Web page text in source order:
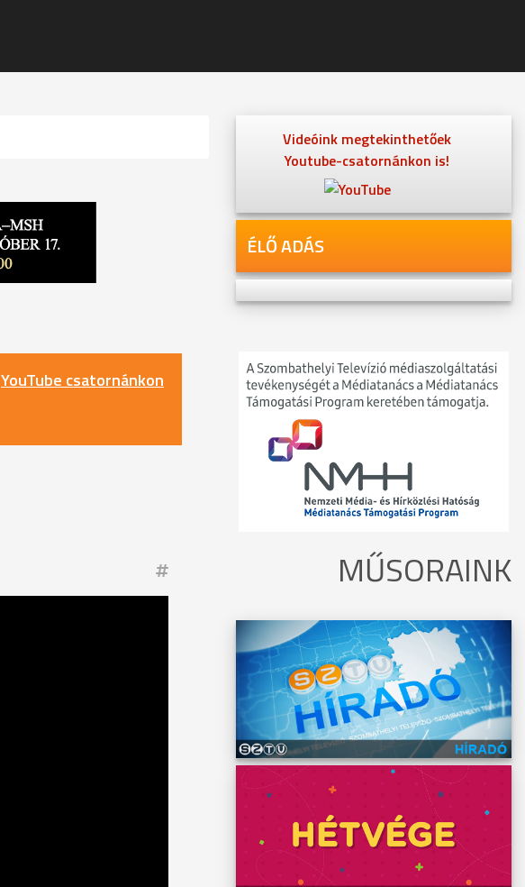
YouTube csatornánkon
Videóink megtekinthetőek
Youtube-csatornánkon is!
ÉLŐ ADÁS
MŰSORAINK